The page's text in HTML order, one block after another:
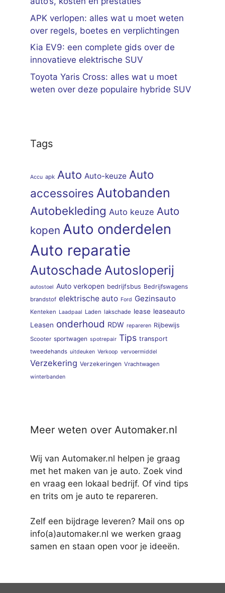
APK verlopen: alles wat u moet weten
over regels, boetes en verplichtingen
Kia EV9: een complete gids over de
innovatieve elektrische SUV
Toyota Yaris Cross: alles wat u moet
weten over deze populaire hybride SUV
Tags
Accu apk Auto Auto-keuze Auto
accessoires Autobanden
Autobekleding Auto keuze Auto
kopen Auto onderdelen
Auto reparatie
Autoschade Autosloperij
autostoel Auto verkopen bedrijfsbus Bedrijfswagens
brandstof elektrische auto Ford Gezinsauto
Kenteken Laadpaal Laden lakschade lease leaseauto
Leasen onderhoud RDW repareren Rijbewijs
Scooter sportwagen spotrepair Tips transport
tweedehands uitdeuken Verkoop vervoermiddel
Verzekering Verzekeringen Vrachtwagen
winterbanden
Meer weten over Automaker.nl
Wij van Automaker.nl helpen je graag
met het maken van je auto. Zoek vind
en vraag een lokaal bedrijf. Of vind tips
en trits om je auto te repareren.
Zelf een bijdrage leveren? Mail ons op
info(a)automaker.nl we werken graag
samen en staan open voor je ideeën.